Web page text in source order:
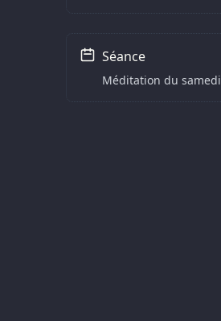
Séance
Méditation du samedi